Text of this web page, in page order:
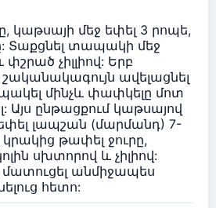
կաթսայի մեջ եփել 3 րոպե,
Տաքցնել տապակի մեջ
չիլլիով: Երբ
ավելացնել
մինչև փափկելը մոտ
Այս ընթացքում կաթսայով
եփել լապշան (մարմանդ) 7-
կրակից թափել ջուրը,
սխտորով և չիլիով:
մատուցել անմիջապես
հետո: